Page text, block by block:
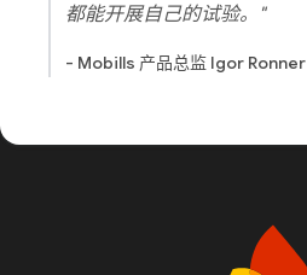
都能开展自己的试验。"
- Mobills 产品总监 Igor Ronner